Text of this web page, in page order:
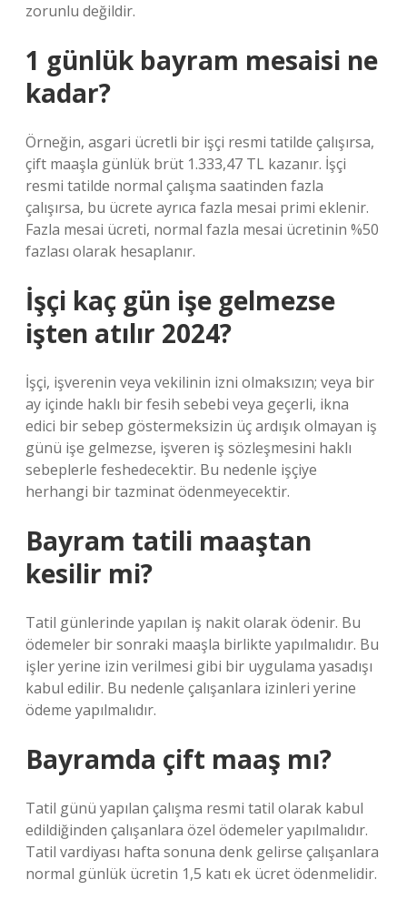
zorunlu değildir.
1 günlük bayram mesaisi ne
kadar?
Örneğin, asgari ücretli bir işçi resmi tatilde çalışırsa,
çift maaşla günlük brüt 1.333,47 TL kazanır. İşçi
resmi tatilde normal çalışma saatinden fazla
çalışırsa, bu ücrete ayrıca fazla mesai primi eklenir.
Fazla mesai ücreti, normal fazla mesai ücretinin %50
fazlası olarak hesaplanır.
İşçi kaç gün işe gelmezse
işten atılır 2024?
İşçi, işverenin veya vekilinin izni olmaksızın; veya bir
ay içinde haklı bir fesih sebebi veya geçerli, ikna
edici bir sebep göstermeksizin üç ardışık olmayan iş
günü işe gelmezse, işveren iş sözleşmesini haklı
sebeplerle feshedecektir. Bu nedenle işçiye
herhangi bir tazminat ödenmeyecektir.
Bayram tatili maaştan
kesilir mi?
Tatil günlerinde yapılan iş nakit olarak ödenir. Bu
ödemeler bir sonraki maaşla birlikte yapılmalıdır. Bu
işler yerine izin verilmesi gibi bir uygulama yasadışı
kabul edilir. Bu nedenle çalışanlara izinleri yerine
ödeme yapılmalıdır.
Bayramda çift maaş mı?
Tatil günü yapılan çalışma resmi tatil olarak kabul
edildiğinden çalışanlara özel ödemeler yapılmalıdır.
Tatil vardiyası hafta sonuna denk gelirse çalışanlara
normal günlük ücretin 1,5 katı ek ücret ödenmelidir.